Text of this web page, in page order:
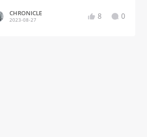
CHRONICLE
2023-08-27 8 0